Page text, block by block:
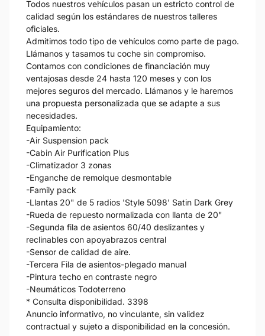
Todos nuestros vehículos pasan un estricto control de
calidad según los estándares de nuestros talleres
oficiales.
Admitimos todo tipo de vehículos como parte de pago.
Llámanos y tasamos tu coche sin compromiso.
Contamos con condiciones de financiación muy
ventajosas desde 24 hasta 120 meses y con los
mejores seguros del mercado. Llámanos y le haremos
una propuesta personalizada que se adapte a sus
necesidades.
Equipamiento:
-Air Suspension pack
-Cabin Air Purification Plus
-Climatizador 3 zonas
-Enganche de remolque desmontable
-Family pack
-Llantas 20" de 5 radios 'Style 5098' Satin Dark Grey
-Rueda de repuesto normalizada con llanta de 20"
-Segunda fila de asientos 60/40 deslizantes y
reclinables con apoyabrazos central
-Sensor de calidad de aire.
-Tercera Fila de asientos-plegado manual
-Pintura techo en contraste negro
-Neumáticos Todoterreno
* Consulta disponibilidad. 3398
Anuncio informativo, no vinculante, sin validez
contractual y sujeto a disponibilidad en la concesión.